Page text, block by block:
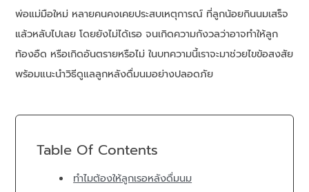
พ่อแม่มือใหม่ หลายคนคงเคยประสบเหตุการณ์ ที่ลูกน้อยกินนมเสร็จ
แล้วหลับไปเลย โดยยังไม่ได้เรอ จนเกิดความกังวลว่าอาจทำให้ลูก
ท้องอืด หรือเกิดอันตรายหรือไม่ ในบทความนี้เราจะมาช่วยไขข้อสงสัย
พร้อมแนะนำวิธีดูแลลูกหลังดื่มนมอย่างปลอดภัย
Table Of Contents
ทำไมต้องให้ลูกเรอหลังดื่มนม